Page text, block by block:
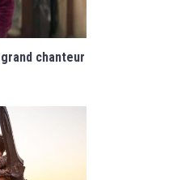
chanteur